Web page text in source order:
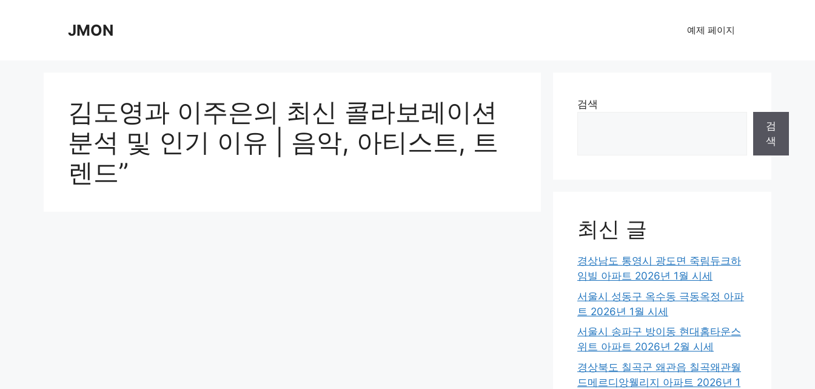
JMON 예제 페이지
김도영과 이주은의 최신 콜라보레이션
분석 및 인기 이유 | 음악, 아티스트, 트
렌드”
검색
검
색
최신 글
경상남도 통영시 광도면 죽림듀크하
임빌 아파트 2026년 1월 시세
서울시 성동구 옥수동 극동옥정 아파
트 2026년 1월 시세
서울시 송파구 방이동 현대홈타운스
위트 아파트 2026년 2월 시세
경상북도 칠곡군 왜관읍 칠곡왜관월
드메르디앙웰리지 아파트 2026년 1